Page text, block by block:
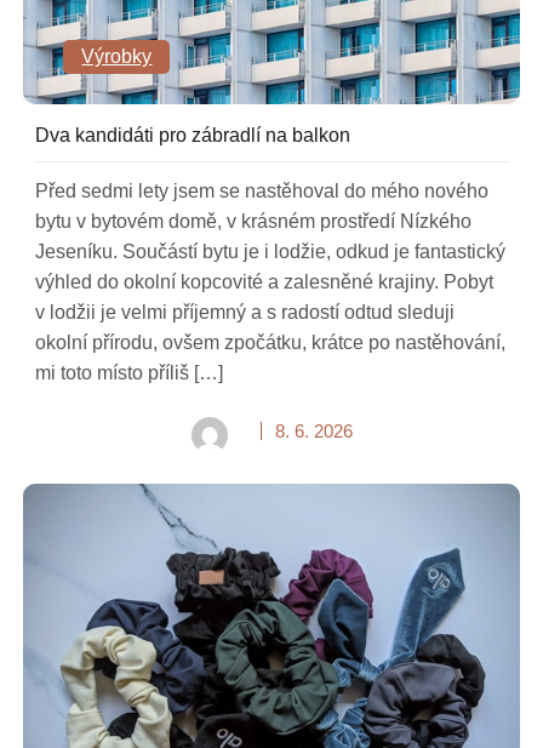
Výrobky
Dva kandidáti pro zábradlí na balkon
Před sedmi lety jsem se nastěhoval do mého nového
bytu v bytovém domě, v krásném prostředí Nízkého
Jeseníku. Součástí bytu je i lodžie, odkud je fantastický
výhled do okolní kopcovité a zalesněné krajiny. Pobyt
v lodžii je velmi příjemný a s radostí odtud sleduji
okolní přírodu, ovšem zpočátku, krátce po nastěhování,
mi toto místo příliš […]
8. 6. 2026